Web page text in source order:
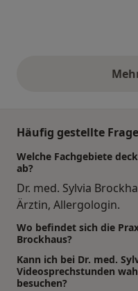
Häufig gestellte
Welche Fachgebiete
ab?
Dr. med. Sylvia
Ärztin, Allergologin.
Wo befindet sich die
Brockhaus?
Kann ich bei Dr. med.
Videosprechstunden
besuchen?